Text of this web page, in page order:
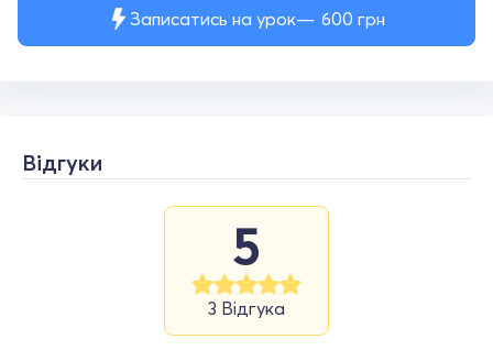
Записатись на урок 600 грн
Відгуки
5
3 Відгука